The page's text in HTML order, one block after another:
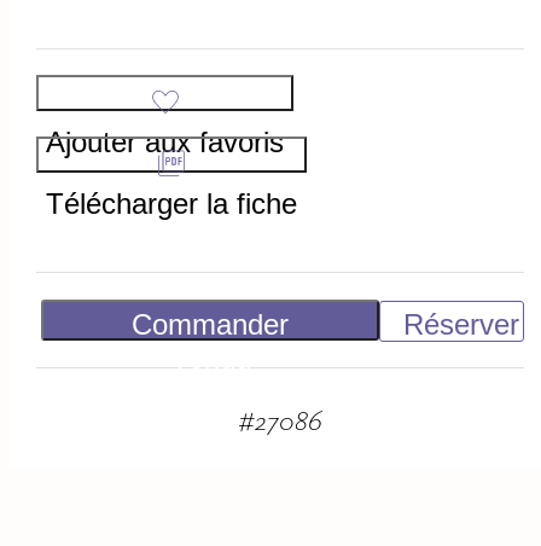
Ajouter aux favoris
Télécharger la fiche
Commander
Réserver
#27086